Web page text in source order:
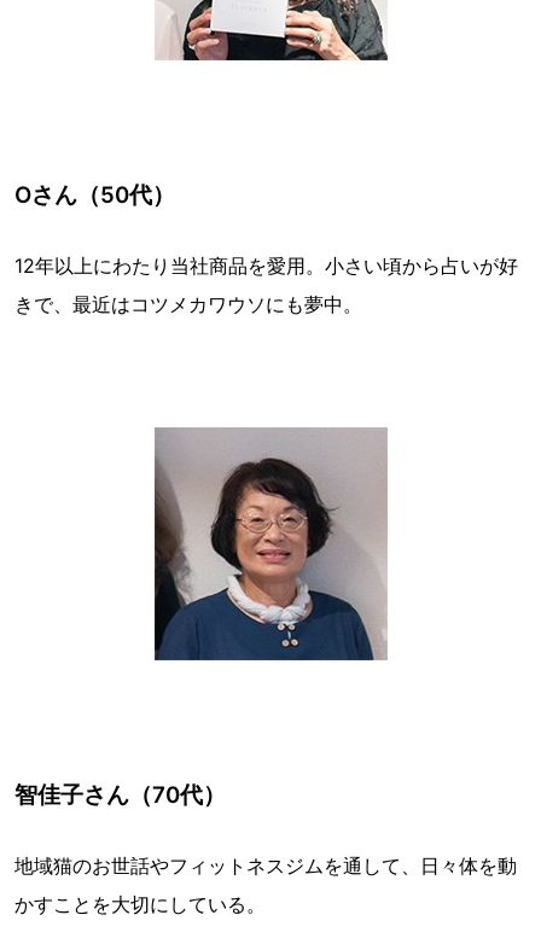
Oさん（50代）
12年以上にわたり当社商品を愛用。小さい頃から占いが好
きで、最近はコツメカワウソにも夢中。
智佳子さん（70代）
地域猫のお世話やフィットネスジムを通して、日々体を動
かすことを大切にしている。